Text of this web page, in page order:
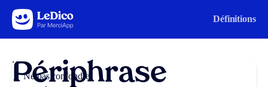
Aller au contenu Définitions
Périphrase
Ne pas confondre